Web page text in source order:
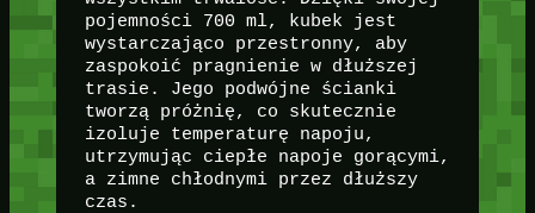
pojemności 700 ml, kubek jest
wystarczająco przestronny, aby
zaspokoić pragnienie w dłuższej
trasie. Jego podwójne ścianki
tworzą próżnię, co skutecznie
izoluje temperaturę napoju,
utrzymując ciepłe napoje gorącymi,
a zimne chłodnymi przez dłuższy
czas.